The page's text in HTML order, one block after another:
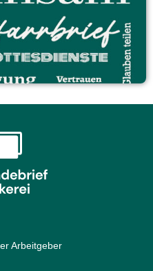
Arbeitgeber